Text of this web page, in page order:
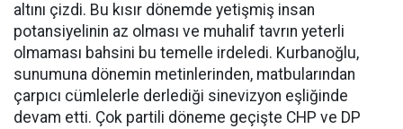
altını çizdi. Bu kısır dönemde yetişmiş insan
potansiyelinin az olması ve muhalif tavrın yeterli
olmaması bahsini bu temelle irdeledi. Kurbanoğlu,
sunumuna dönemin metinlerinden, matbularından
çarpıcı cümlelerle derlediği sinevizyon eşliğinde
devam etti. Çok partili döneme geçişte CHP ve DP